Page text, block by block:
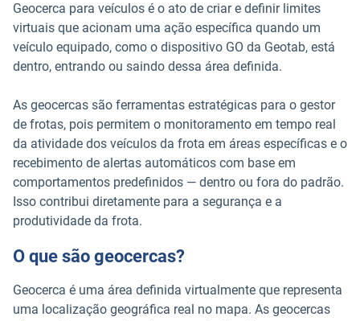
Geocerca para veículos é o ato de criar e definir limites
virtuais que acionam uma ação específica quando um
veículo equipado, como o dispositivo GO da Geotab, está
dentro, entrando ou saindo dessa área definida.
As geocercas são ferramentas estratégicas para o gestor
de frotas, pois permitem o monitoramento em tempo real
da atividade dos veículos da frota em áreas específicas e o
recebimento de alertas automáticos com base em
comportamentos predefinidos — dentro ou fora do padrão.
Isso contribui diretamente para a segurança e a
produtividade da frota.
O que são geocercas?
Geocerca é uma área definida virtualmente que representa
uma localização geográfica real no mapa. As geocercas